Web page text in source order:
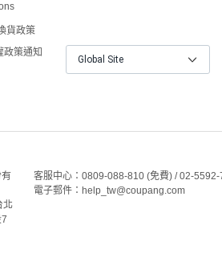
貨政策
政策通知
Global Site
北
客服中心：0809-088-810 (免費) / 02-
電子郵件：help_tw@coupang.com